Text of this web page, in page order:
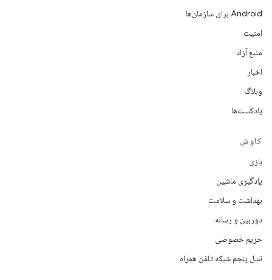
Android برای سازمان‌ها
امنیت
منبع آزاد
اخبار
وبلاگ
پادکست‌ها
کاوش
بازی
یادگیری ماشین
بهداشت و سلامت
دوربین و رسانه
حریم خصوصی
نسل پنجم شبکه تلفن همراه